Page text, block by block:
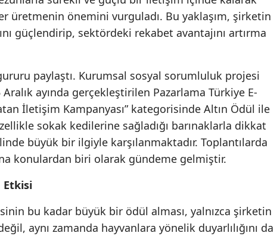
Mardin
Muğla
Nevşehir
Niğde
Ordu
Rize
Siirt
üretmenin önemini vurguladı. Bu yaklaşım, şirketin
güçlendirip, sektördeki rekabet avantajını artırma
paylaştı. Kurumsal sosyal sorumluluk projesi
Aralık ayında gerçekleştirilen Pazarlama Türkiye E-
İletişim Kampanyası” kategorisinde Altın Ödül ile
sokak kedilerine sağladığı barınaklarla dikkat
büyük bir ilgiyle karşılanmaktadır. Toplantılarda
konulardan biri olarak gündeme gelmiştir.
Etkisi
bu kadar büyük bir ödül alması, yalnızca şirketin
aynı zamanda hayvanlara yönelik duyarlılığını da